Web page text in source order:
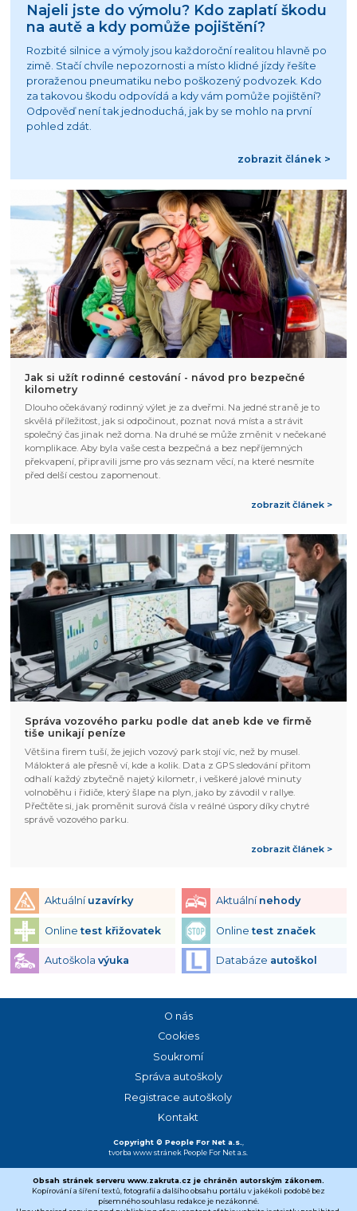
Najeli jste do výmolu? Kdo zaplatí škodu
na autě a kdy pomůže pojištění?
Rozbité silnice a výmoly jsou každoroční realitou hlavně po
zimě. Stačí chvíle nepozornosti a místo klidné jízdy řešíte
proraženou pneumatiku nebo poškozený podvozek. Kdo
za takovou škodu odpovídá a kdy vám pomůže pojištění?
Odpověď není tak jednoduchá, jak by se mohlo na první
pohled zdát.
zobrazit článek >
Jak si užít rodinné cestování - návod pro bezpečné
kilometry
Dlouho očekávaný rodinný výlet je za dveřmi. Na jedné straně je to
skvělá příležitost, jak si odpočinout, poznat nová místa a strávit
společný čas jinak než doma. Na druhé se může změnit v nečekané
komplikace. Aby byla vaše cesta bezpečná a bez nepříjemných
překvapení, připravili jsme pro vás seznam věcí, na které nesmíte
před delší cestou zapomenout.
zobrazit článek >
Správa vozového parku podle dat aneb kde ve firmě
tiše unikají peníze
Většina firem tuší, že jejich vozový park stojí víc, než by musel.
Málokterá ale přesně ví, kde a kolik. Data z GPS sledování přitom
odhalí každý zbytečně najetý kilometr, i veškeré jalové minuty
volnoběhu i řidiče, který šlape na plyn, jako by závodil v rallye.
Přečtěte si, jak proměnit surová čísla v reálné úspory díky chytré
správě vozového parku.
zobrazit článek >
Aktuální uzavírky Aktuální nehody
Onlinetest křižovatek Onlinetest značek
Autoškola výuka Databáze autoškol
Copyright © People For Net a.s.,
tvorba www stránek People For Net a.s.
O nás
Cookies
Soukromí
Správa autoškoly
Registrace autoškoly
Kontakt
Obsah stránek serveru www.zakruta.cz je chráněn autorským zákonem.
Kopírování a šíření textů, fotografií a dalšího obsahu portálu v jakékoli podobě bez
písemného souhlasu redakce je nezákonné.